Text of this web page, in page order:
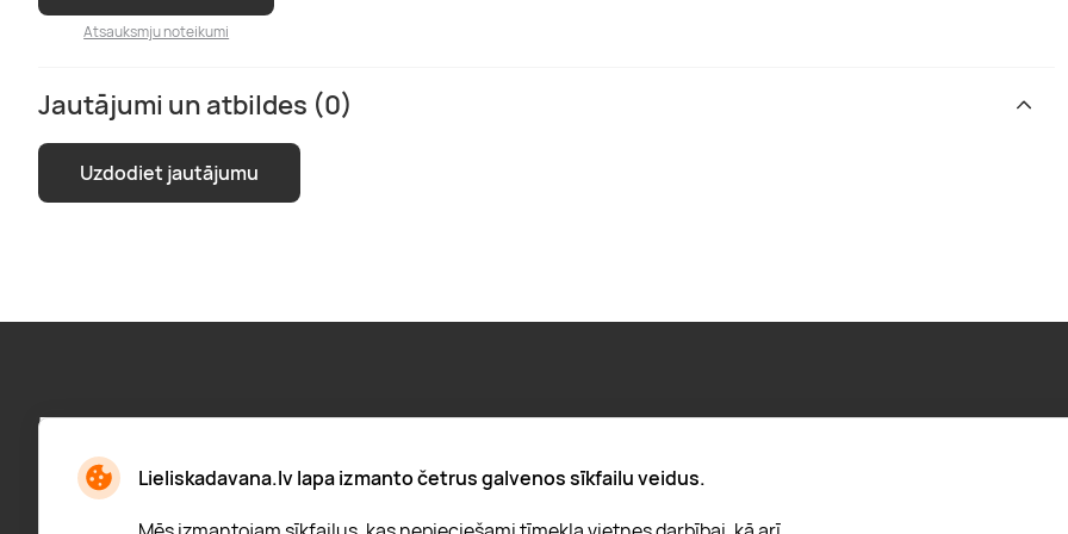
Lieliskadavana.lv lapa izmanto četrus galvenos sīkfailu veidus.
Atsauksmju noteikumi
Jautājumi un atbildes (0)
Uzdodiet jautājumu
Pieraksties jaunumiem:
Jaunumi, atlaižu paziņojumi un daudz kas cits
Par "Lieliska dāvana"